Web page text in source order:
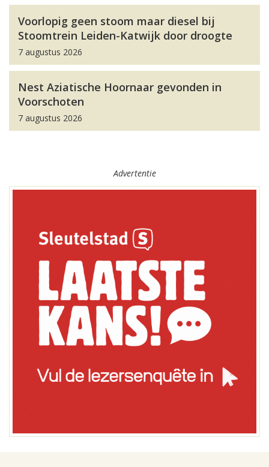
Voorlopig geen stoom maar diesel bij
Stoomtrein Leiden-Katwijk door droogte
7 augustus 2026
Nest Aziatische Hoornaar gevonden in
Voorschoten
7 augustus 2026
Advertentie